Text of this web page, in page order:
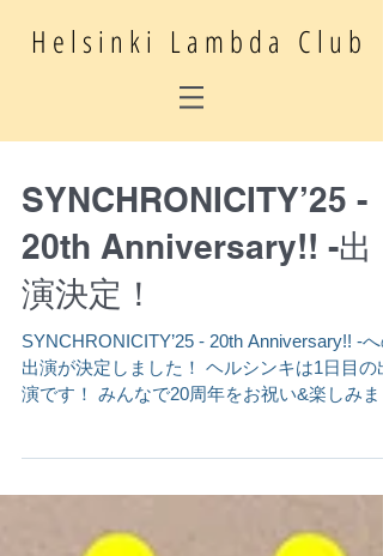
Helsinki Lambda Club
SYNCHRONICITY’25 -
20th Anniversary!! -出
演決定！
SYNCHRONICITY’25 - 20th Anniversary!! -へ
出演が決定しました！ ヘルシンキは1日目の
演です！ みんなで20周年をお祝い&楽しみま